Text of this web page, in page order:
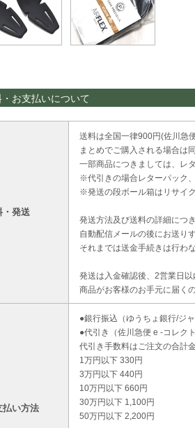
お支払いについて
・発送
送料は全国一律900円(佐川急
まとめでご購入される場合は
一部商品につきましては、レ
※代引きの場合レターパック
※発送の段ボール箱はリサイ
発送方法及び送料の詳細につ
自動配信メールの後にお送り
それまでは送金手続きは行わ
発送は入金確認後、2営業日以
商品がお客様のお手元に届く
払い方法
●銀行振込（ゆうちょ銀行/ジ
●代引き（佐川急便 e -コレク
代引き手数料はご注文の合計
1万円以下 330円
3万円以下 440円
10万円以下 660円
30万円以下 1,100円
50万円以下 2,200円